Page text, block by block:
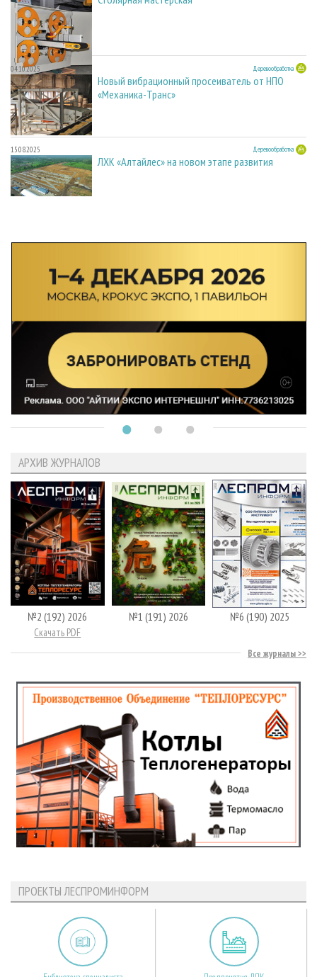
04.10.2025 Деревообработка
Новый вибрационный просеиватель от НПО
«Механика-Транс»
15.08.2025 Деревообработка
ЛХК «Алтайлес» на новом этапе развития
АРХИВ ЖУРНАЛОВ
№2 (192) 2026
Скачать PDF
№1 (191) 2026 №6 (190) 2025
Все журналы
ПРОЕКТЫ ЛЕСПРОМИНФОРМ